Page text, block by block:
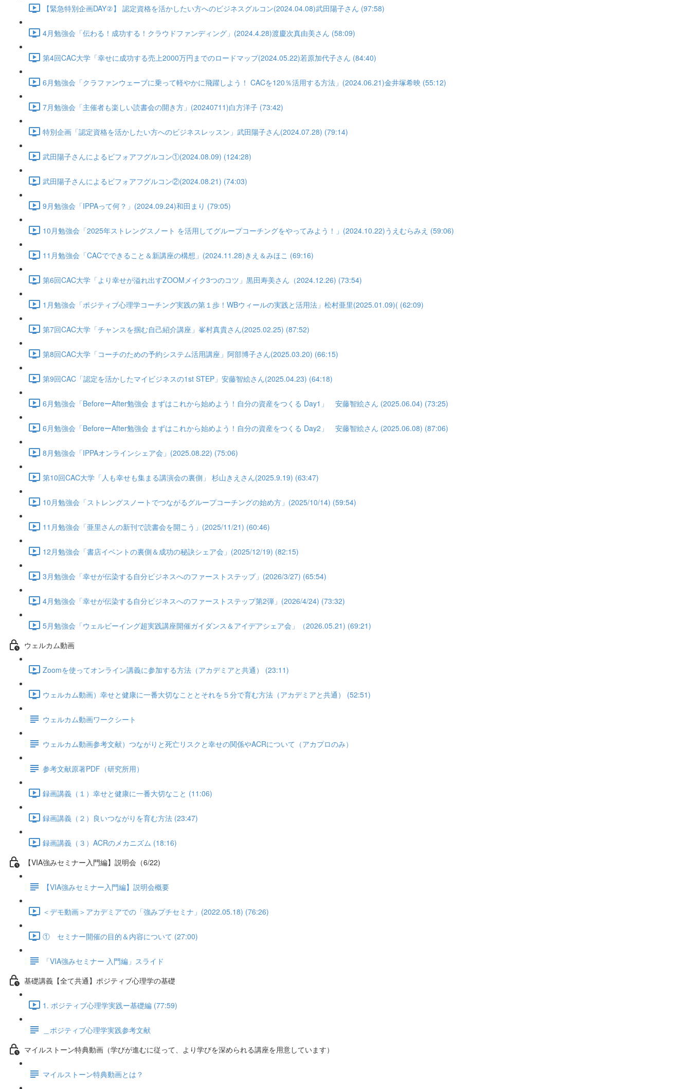
【緊急特別企画DAY②】 認定資格を活かしたい方へのビジネスグルコン(2024.04.08)武田陽子さん (97:58)
4月勉強会「伝わる！成功する！クラウドファンディング」(2024.4.28)渡慶次真由美さん (58:09)
第4回CAC大学「幸せに成功する売上2000万円までのロードマップ(2024.05.22)若原加代子さん (84:40)
6月勉強会「クラファンウェーブに乗って軽やかに飛躍しよう！ CACを120％活用する方法」(2024.06.21)金井塚希映 (55:12)
7月勉強会「主催者も楽しい読書会の開き方」(20240711)白方洋子 (73:42)
特別企画「認定資格を活かしたい方へのビジネスレッスン」武田陽子さん(2024.07.28) (79:14)
武田陽子さんによるビフォアフグルコン①(2024.08.09) (124:28)
武田陽子さんによるビフォアフグルコン②(2024.08.21) (74:03)
9月勉強会「IPPAって何？」(2024.09.24)和田まり (79:05)
10月勉強会「2025年ストレングスノート を活用してグループコーチングをやってみよう！」(2024.10.22)うえむらみえ (59:06)
11月勉強会「CACでできること＆新講座の構想」(2024.11.28)きえ＆みほこ (69:16)
第6回CAC大学「より幸せが溢れ出すZOOMメイク3つのコツ」黒田寿美さん（2024.12.26) (73:54)
1月勉強会「ポジティブ心理学コーチング実践の第１歩！WBウィールの実践と活用法」松村亜里(2025.01.09)( (62:09)
第7回CAC大学「チャンスを掴む自己紹介講座」峯村真貴さん(2025.02.25) (87:52)
第8回CAC大学「コーチのための予約システム活用講座」阿部博子さん(2025.03.20) (66:15)
第9回CAC「認定を活かしたマイビジネスの1st STEP」安藤智絵さん(2025.04.23) (64:18)
6月勉強会「BeforeーAfter勉強会 まずはこれから始めよう！自分の資産をつくる Day1」 安藤智絵さん (2025.06.04) (73:25)
6月勉強会「BeforeーAfter勉強会 まずはこれから始めよう！自分の資産をつくる Day2」 安藤智絵さん (2025.06.08) (87:06)
8月勉強会「IPPAオンラインシェア会」(2025.08.22) (75:06)
第10回CAC大学「人も幸せも集まる講演会の裏側」 杉山きえさん(2025.9.19) (63:47)
10月勉強会「ストレングスノートでつながるグループコーチングの始め方」(2025/10/14) (59:54)
11月勉強会「亜里さんの新刊で読書会を開こう」(2025/11/21) (60:46)
12月勉強会「書店イベントの裏側＆成功の秘訣シェア会」(2025/12/19) (82:15)
3月勉強会「幸せが伝染する自分ビジネスへのファーストステップ」(2026/3/27) (65:54)
4月勉強会「幸せが伝染する自分ビジネスへのファーストステップ第2弾」(2026/4/24) (73:32)
5月勉強会「ウェルビーイング超実践講座開催ガイダンス＆アイデアシェア会」（2026.05.21) (69:21)
ウェルカム動画
Zoomを使ってオンライン講義に参加する方法（アカデミアと共通） (23:11)
ウェルカム動画）幸せと健康に一番大切なこととそれを５分で育む方法（アカデミアと共通） (52:51)
ウェルカム動画ワークシート
ウェルカム動画参考文献）つながりと死亡リスクと幸せの関係やACRについて（アカプロのみ）
参考文献原著PDF（研究所用）
録画講義（１）幸せと健康に一番大切なこと (11:06)
録画講義（２）良いつながりを育む方法 (23:47)
録画講義（３）ACRのメカニズム (18:16)
【VIA強みセミナー入門編】説明会（6/22)
【VIA強みセミナー入門編】説明会概要
＜デモ動画＞アカデミアでの「強みプチセミナ」(2022.05.18) (76:26)
① セミナー開催の目的＆内容について (27:00)
「VIA強みセミナー 入門編」スライド
基礎講義【全て共通】ポジティブ心理学の基礎
1. ポジティブ心理学実践ー基礎編 (77:59)
＿ポジティブ心理学実践参考文献
マイルストーン特典動画（学びが進むに従って、より学びを深められる講座を用意しています）
マイルストーン特典動画とは？